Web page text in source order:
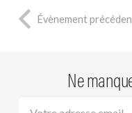
Évènement
Ne